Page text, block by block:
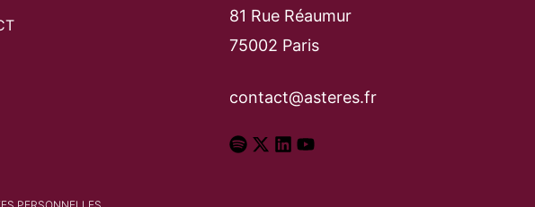
81 Rue Réaumur
75002 Paris
contact@asteres.fr